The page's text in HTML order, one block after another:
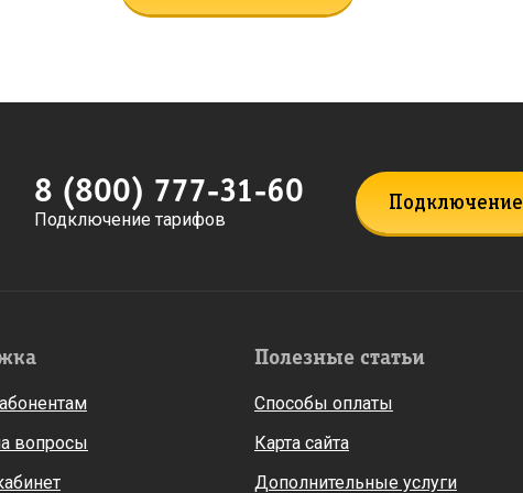
8 (800) 777-31-60
Подключение тарифов
Подключение
вопросы
Полезные статьи
Способы оплаты
Карта сайта
Дополнительные услуги